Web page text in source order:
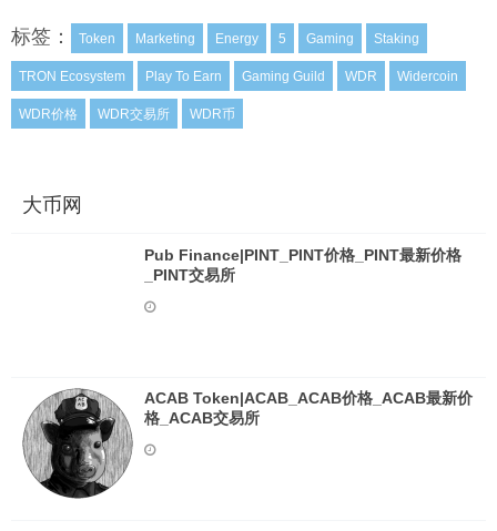
标签： Token Marketing Energy 5 Gaming Staking
TRON Ecosystem Play To Earn Gaming Guild WDR Widercoin
WDR价格 WDR交易所 WDR币
大币网
Pub Finance|PINT_PINT价格_PINT最新价格
_PINT交易所
ACAB Token|ACAB_ACAB价格_ACAB最新价
格_ACAB交易所